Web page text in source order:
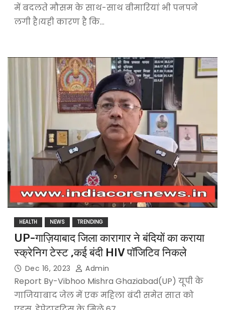
में बदलते मौसम के साथ-साथ बीमारियां भी पनपने
लगी है।यही कारण है कि…
HEALTH NEWS TRENDING
UP-गाज़ियाबाद जिला कारागार ने बंदियों का कराया
स्क्रेनिग टेस्ट ,कई बंदी HIV पॉजिटिव निकले
Dec 16, 2023 Admin
Report By-Vibhoo Mishra Ghaziabad(UP) यूपी के
गाजियाबाद जेल में एक महिला बंदी समेत सात को